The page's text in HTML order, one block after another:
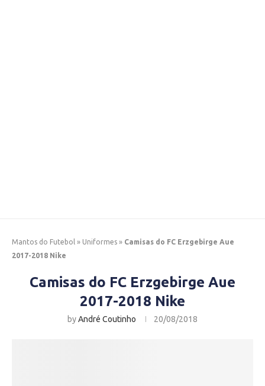
Mantos do Futebol » Uniformes » Camisas do FC Erzgebirge Aue
2017-2018 Nike
Camisas do FC Erzgebirge Aue
2017-2018 Nike
byAndré Coutinho 20/08/2018